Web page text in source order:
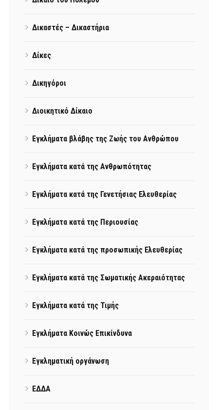
Δικαστές – Δικαστήρια
Δίκες
Δικηγόροι
Διοικητικό Δίκαιο
Εγκλήματα βλάβης της Ζωής του Ανθρώπου
Εγκλήματα κατά της Ανθρωπότητας
Εγκλήματα κατά της Γενετήσιας Ελευθερίας
Εγκλήματα κατά της Περιουσίας
Εγκλήματα κατά της προσωπικής Ελευθερίας
Εγκλήματα κατά της Σωματικής Ακεραιότητας
Εγκλήματα κατά της Τιμής
Εγκλήματα Κοινώς Επικίνδυνα
Εγκληματική οργάνωση
ΕΔΔΑ